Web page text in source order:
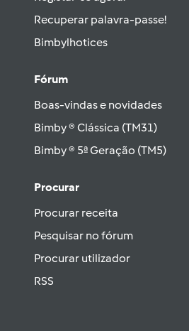
Recuperar palavra-passe!
Bimbylhotices
Fórum
Boas-vindas e novidades
Bimby ® Clássica (TM31)
Bimby ® 5ª Geração (TM5)
Procurar
Procurar receita
Pesquisar no fórum
Procurar utilizador
RSS